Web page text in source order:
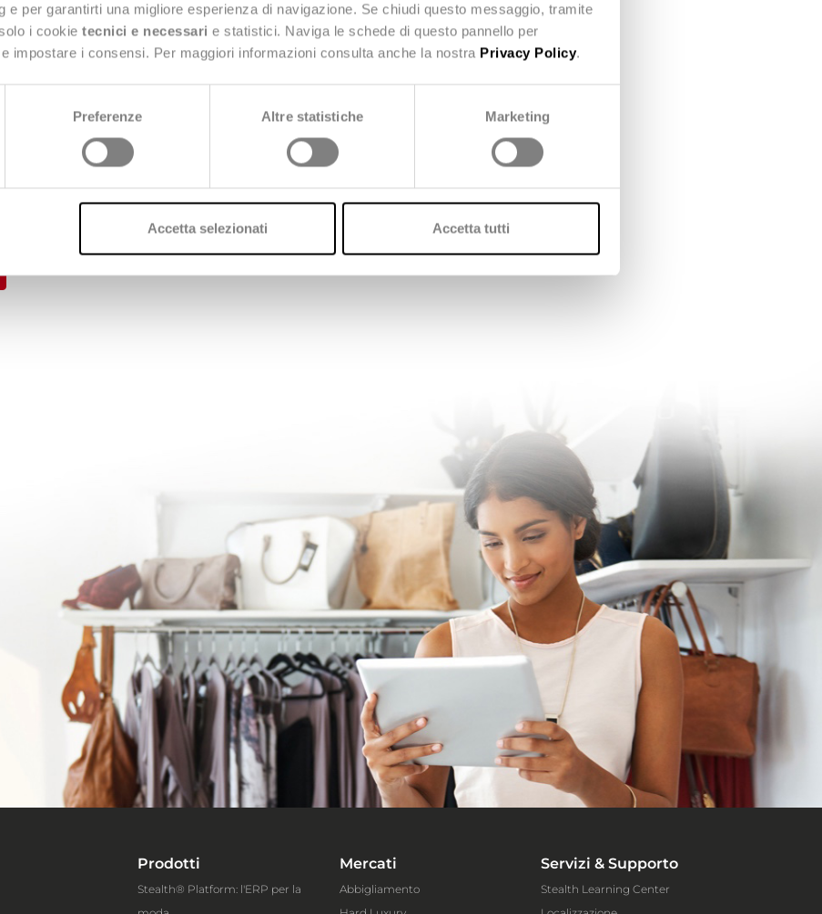
e per garantirti una migliore esperienza di navigazione. Se chiudi questo messaggio, tramite
i cookie tecnici e necessari e statistici. Naviga le schede di questo pannello per
impostare i consensi. Per maggiori informazioni consulta anche la nostra Privacy Policy.
Preferenze Altre statistiche Marketing
Accetta selezionati Accetta tutti
eCEO di Zedonk,
della filiera
durante la sessione
le opportunità di una
Prodotti
Stealth® Platform: l'ERP per la
Mercati
Abbigliamento
Servizi & Supporto
Stealth Learning Center